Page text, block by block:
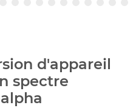
d'appareil
spectre